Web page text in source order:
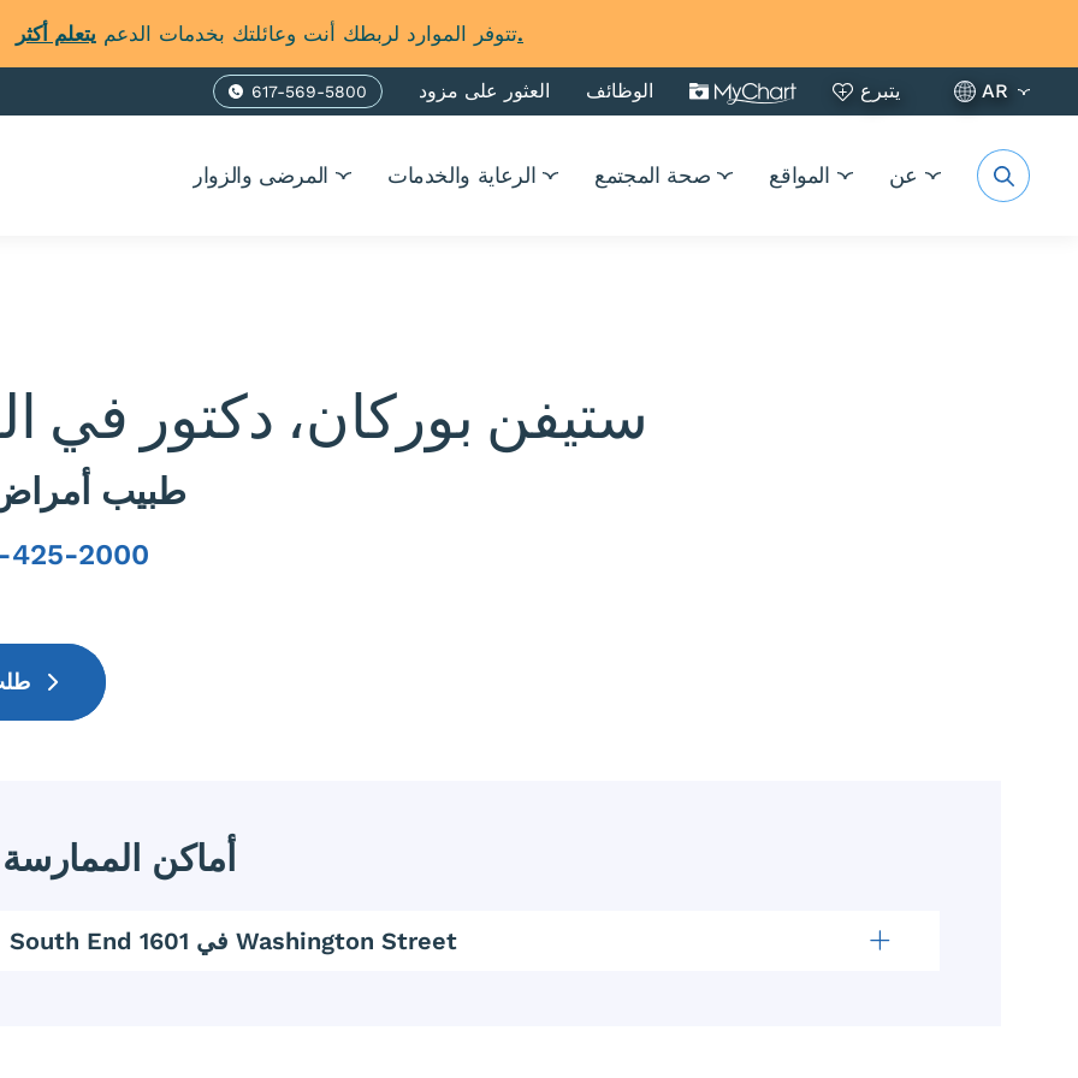
تتوفر الموارد لربطك أنت وعائلتك بخدمات الدعميتعلم أكثر.
617-569-5800
Phone العثور على مزود الوظائف يتبرع AR
المرضى والزوار الرعاية والخدمات صحة المجتمع المواقع عن
ستيفن بوركان، دكتور في
طبيب
425-2000
Phone
أماكن الممارسة
South End في 1601 Washington Street